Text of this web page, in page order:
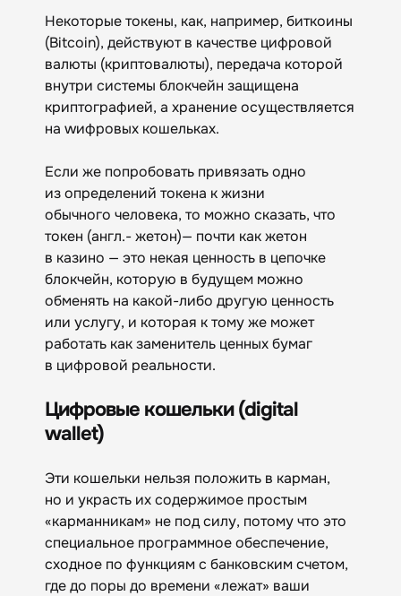
Некоторые токены, как, например, биткоины
(Bitcoin), действуют в качестве цифровой
валюты (криптовалюты), передача которой
внутри системы блокчейн защищена
криптографией, а хранение осуществляется
на wифровых кошельках.
Если же попробовать привязать одно
из определений токена к жизни
обычного человека, то можно сказать, что
токен (англ.- жетон)— почти как жетон
в казино — это некая ценность в цепочке
блокчейн, которую в будущем можно
обменять на какой-либо другую ценность
или услугу, и которая к тому же может
работать как заменитель ценных бумаг
в цифровой реальности.
Цифровые кошельки (digital
wallet)
Эти кошельки нельзя положить в карман,
но и украсть их содержимое простым
«карманникам» не под силу, потому что это
специальное программное обеспечение,
сходное по функциям с банковским счетом,
где до поры до времени «лежат» ваши